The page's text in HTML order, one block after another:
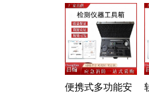
叠床、应急三角架
援工具、头戴调焦
生筏
便携式多功能安